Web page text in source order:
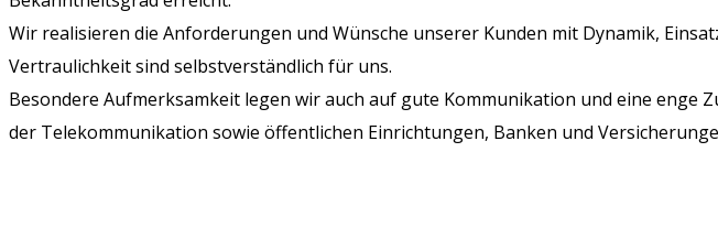
Wir realisieren die Anforderungen und Wünsche unserer Kunden mit Dynamik,
Vertraulichkeit sind selbstverständlich für uns.
Besondere Aufmerksamkeit legen wir auch auf gute Kommunikation und eine
der Telekommunikation sowie öffentlichen Einrichtungen, Banken und